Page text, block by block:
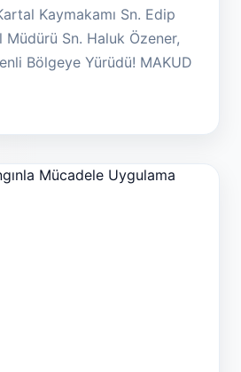
Kaymakamı Sn. Edip
Müdürü Sn. Haluk Özener,
Bölgeye Yürüdü! MAKUD